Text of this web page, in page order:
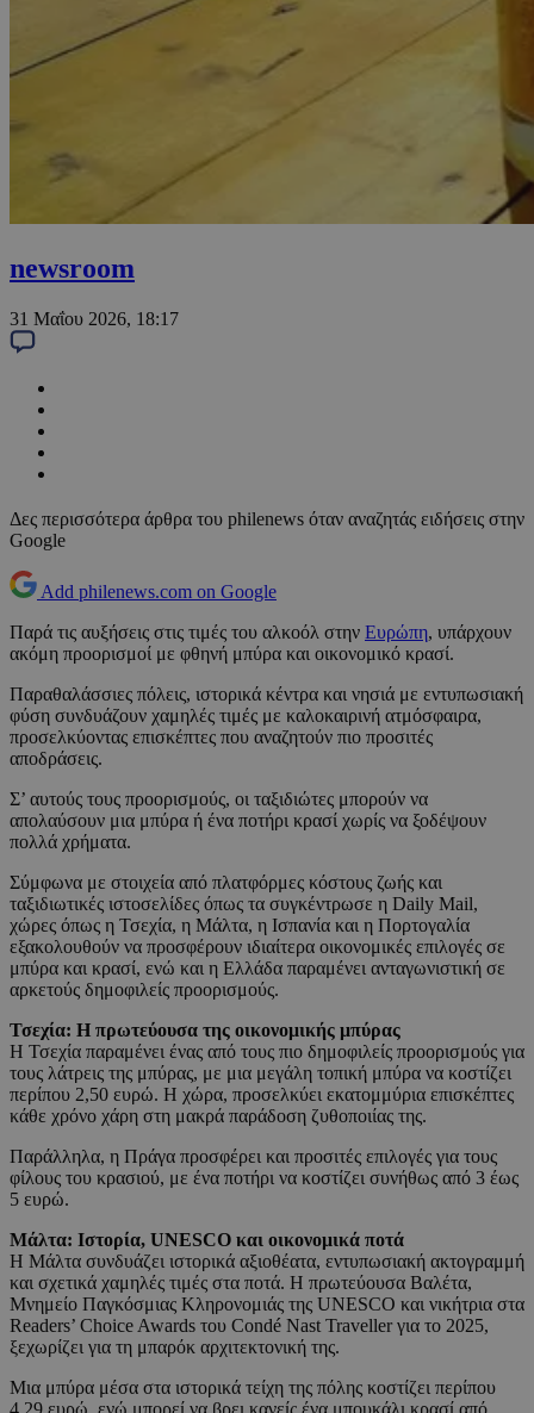
newsroom
31 Μαΐου 2026, 18:17
Δες περισσότερα άρθρα του philenews όταν αναζητάς ειδήσεις στην
Google
Add philenews.com on Google
Παρά τις αυξήσεις στις τιμές του αλκοόλ στην Ευρώπη, υπάρχουν
ακόμη προορισμοί με φθηνή μπύρα και οικονομικό κρασί.
Παραθαλάσσιες πόλεις, ιστορικά κέντρα και νησιά με εντυπωσιακή
φύση συνδυάζουν χαμηλές τιμές με καλοκαιρινή ατμόσφαιρα,
προσελκύοντας επισκέπτες που αναζητούν πιο προσιτές
αποδράσεις.
Σ’ αυτούς τους προορισμούς, οι ταξιδιώτες μπορούν να
απολαύσουν μια μπύρα ή ένα ποτήρι κρασί χωρίς να ξοδέψουν
πολλά χρήματα.
Σύμφωνα με στοιχεία από πλατφόρμες κόστους ζωής και
ταξιδιωτικές ιστοσελίδες όπως τα συγκέντρωσε η Daily Mail,
χώρες όπως η Τσεχία, η Μάλτα, η Ισπανία και η Πορτογαλία
εξακολουθούν να προσφέρουν ιδιαίτερα οικονομικές επιλογές σε
μπύρα και κρασί, ενώ και η Ελλάδα παραμένει ανταγωνιστική σε
αρκετούς δημοφιλείς προορισμούς.
Τσεχία: Η πρωτεύουσα της οικονομικής μπύρας
Η Τσεχία παραμένει ένας από τους πιο δημοφιλείς προορισμούς για
τους λάτρεις της μπύρας, με μια μεγάλη τοπική μπύρα να κοστίζει
περίπου 2,50 ευρώ. Η χώρα, προσελκύει εκατομμύρια επισκέπτες
κάθε χρόνο χάρη στη μακρά παράδοση ζυθοποιίας της.
Παράλληλα, η Πράγα προσφέρει και προσιτές επιλογές για τους
φίλους του κρασιού, με ένα ποτήρι να κοστίζει συνήθως από 3 έως
5 ευρώ.
Μάλτα: Ιστορία, UNESCO και οικονομικά ποτά
Η Μάλτα συνδυάζει ιστορικά αξιοθέατα, εντυπωσιακή ακτογραμμή
και σχετικά χαμηλές τιμές στα ποτά. Η πρωτεύουσα Βαλέτα,
Μνημείο Παγκόσμιας Κληρονομιάς της UNESCO και νικήτρια στα
Readers’ Choice Awards του Condé Nast Traveller για το 2025,
ξεχωρίζει για τη μπαρόκ αρχιτεκτονική της.
Μια μπύρα μέσα στα ιστορικά τείχη της πόλης κοστίζει περίπου
4,29 ευρώ, ενώ μπορεί να βρει κανείς ένα μπουκάλι κρασί από